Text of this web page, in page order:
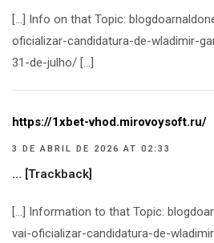
[…] Info on that Topic:
oficializar-candidatura-de-wladimir-
31-de-julho/ […]
https://1xbet-vhod.mirovoysoft.ru/
3 DE ABRIL DE 2026 AT 02:33
… [Trackback]
[…] Information to that Topic:
vai-oficializar-candidatura-de-